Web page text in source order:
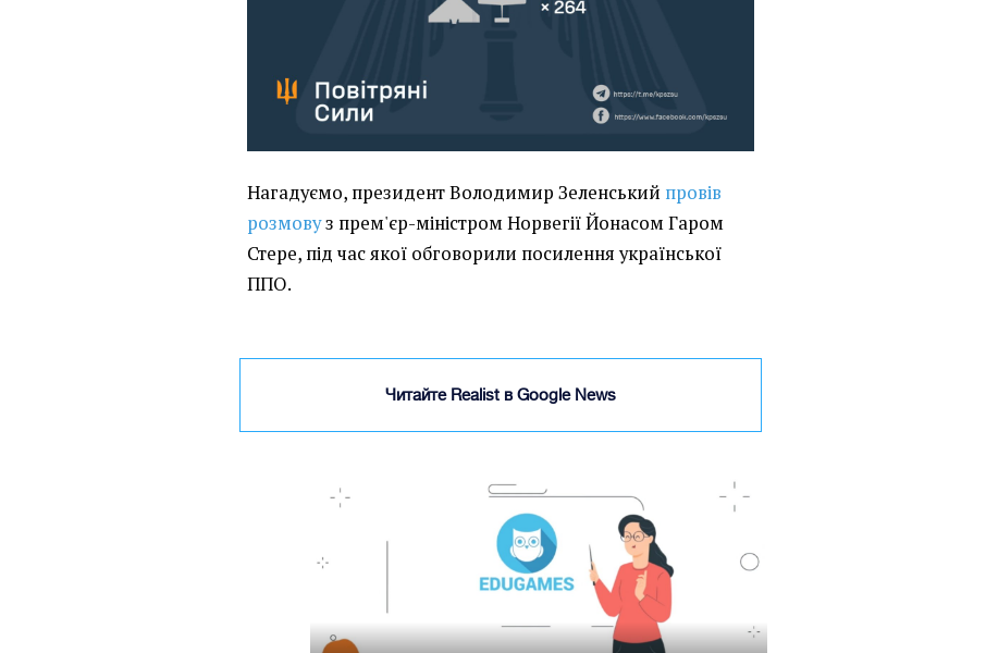
Нагадуємо, президент Володимир Зеленський провів
розмовуз прем'єр-міністром Норвегії Йонасом Гаром
Стере, під час якої обговорили посилення української
ППО.
Читайте Realist в Google News